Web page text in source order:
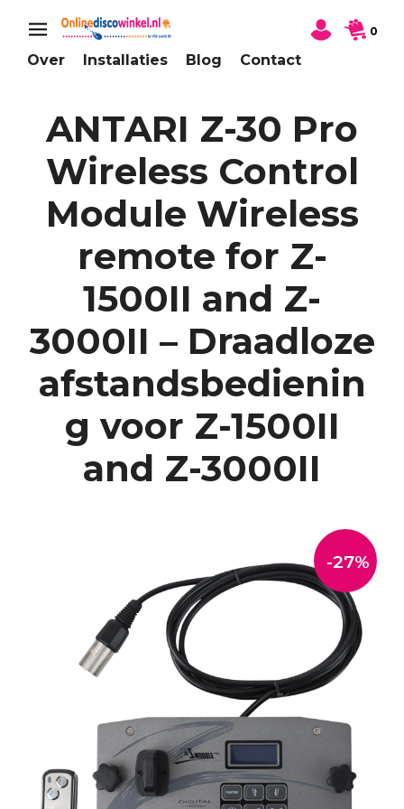
Over Installaties Blog Contact
0
ANTARI Z-30 Pro
Wireless Control
Module Wireless
remote for Z-
1500II and Z-
3000II – Draadloze
afstandsbedienin
g voor Z-1500II
and Z-3000II
-27%